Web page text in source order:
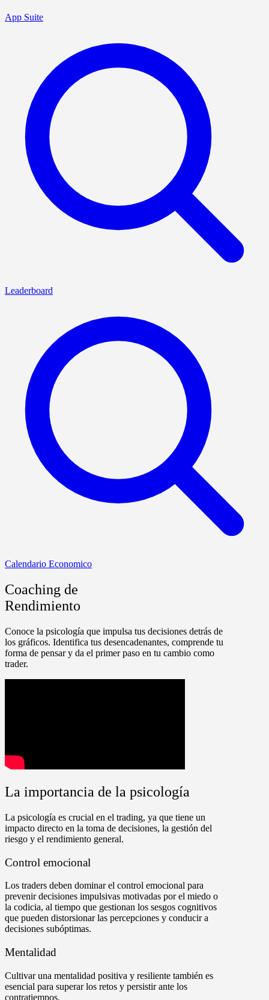
App Suite
Leaderboard
Calendario Economico
Coaching de
Rendimiento
Conoce la psicología que impulsa tus decisiones detrás de
los gráficos. Identifica tus desencadenantes, comprende tu
forma de pensar y da el primer paso en tu cambio como
trader.
La importancia de la psicología
La psicología es crucial en el trading, ya que tiene un
impacto directo en la toma de decisiones, la gestión del
riesgo y el rendimiento general.
Control emocional
Los traders deben dominar el control emocional para
prevenir decisiones impulsivas motivadas por el miedo o
la codicia, al tiempo que gestionan los sesgos cognitivos
que pueden distorsionar las percepciones y conducir a
decisiones subóptimas.
Mentalidad
Cultivar una mentalidad positiva y resiliente también es
esencial para superar los retos y persistir ante los
contratiempos.